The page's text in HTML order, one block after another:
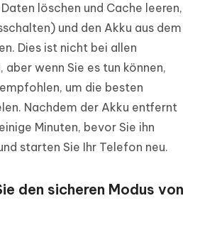
löschen und Cache leeren,
und den Akku aus dem
Dies ist nicht bei allen
wenn Sie es tun können,
um die besten
Nachdem der Akku entfernt
Minuten, bevor Sie ihn
starten Sie Ihr Telefon neu.
den sicheren Modus von